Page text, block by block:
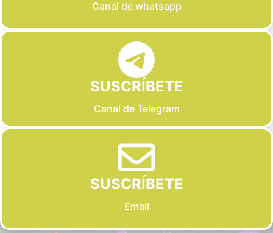
Canal de whatsapp
SUSCRÍBETE
Canal de Telegram
SUSCRÍBETE
Email